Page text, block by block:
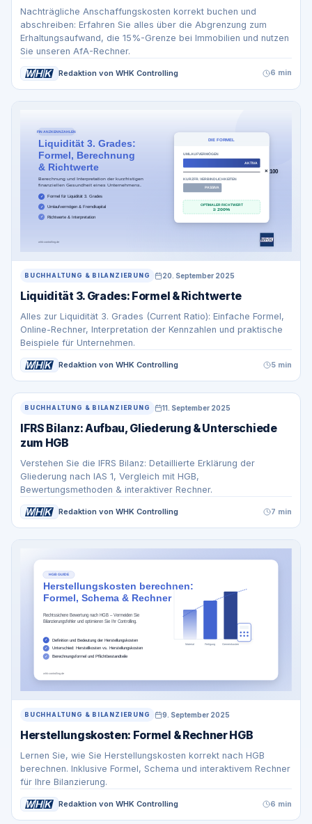
Nachträgliche Anschaffungskosten korrekt buchen und
abschreiben: Erfahren Sie alles über die Abgrenzung zum
Erhaltungsaufwand, die 15%-Grenze bei Immobilien und nutzen
Sie unseren AfA-Rechner.
Redaktion von WHK Controlling 6 min
BUCHHALTUNG & BILANZIERUNG 20. September 2025
Liquidität 3. Grades: Formel & Richtwerte
Alles zur Liquidität 3. Grades (Current Ratio): Einfache Formel,
Online-Rechner, Interpretation der Kennzahlen und praktische
Beispiele für Unternehmen.
Redaktion von WHK Controlling 5 min
BUCHHALTUNG & BILANZIERUNG 11. September 2025
IFRS Bilanz: Aufbau, Gliederung & Unterschiede
zum HGB
Verstehen Sie die IFRS Bilanz: Detaillierte Erklärung der
Gliederung nach IAS 1, Vergleich mit HGB,
Bewertungsmethoden & interaktiver Rechner.
Redaktion von WHK Controlling 7 min
BUCHHALTUNG & BILANZIERUNG 9. September 2025
Herstellungskosten: Formel & Rechner HGB
Lernen Sie, wie Sie Herstellungskosten korrekt nach HGB
berechnen. Inklusive Formel, Schema und interaktivem Rechner
für Ihre Bilanzierung.
Redaktion von WHK Controlling 6 min